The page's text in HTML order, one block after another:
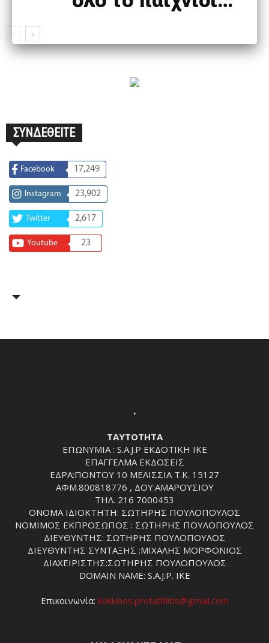
ΣΥΝΔΕΘΕΙΤΕ
Facebook 17,249
Instagram 23,902
Twitter 2,617
Youtube 23
.
ΤΑΥΤΟΤΗΤΑ
ΕΠΩΝΥΜΙΑ : S.A.J.P ΕΚΔΟΤΙΚΗ ΙΚΕ
ΕΠΑΓΓΕΛΜΑ ΕΚΔΟΣΕΙΣ
ΕΔΡΑ:ΠΟΝΤΟΥ 10 ΜΕΛΙΣΣΙΑ Τ.Κ. 15127
ΑΦΜ.800818776 , ΔΟΥ:ΑΜΑΡΟΥΣΙΟΥ
ΤΗΛ. 216 7000453
ΟΝΟΜΑ ΙΔΙΟΚΤΗΤΗ: ΣΩΤΗΡΗΣ ΠΟΥΛΟΠΟΥΛΟΣ
ΝΟΜΙΜΟΣ ΕΚΠΡΟΣΩΠΟΣ : ΣΩΤΗΡΗΣ ΠΟΥΛΟΠΟΥΛΟΣ
ΔΙΕΥΘΥΝΤΗΣ: ΣΩΤΗΡΗΣ ΠΟΥΛΟΠΟΥΛΟΣ
ΔΙΕΥΘΥΝΤΗΣ ΣΥΝΤΑΞΗΣ :ΜΙΧΑΛΗΣ ΜΟΡΦΟΝΙΟΣ
ΔΙΑΧΕΙΡΙΣΤΗΣ:ΣΩΤΗΡΗΣ ΠΟΥΛΟΠΟΥΛΟΣ
DOMAIN NAME: S.A.J.P. IKE
Επικοινωνία: kokkinos.protathlitis@gmail.com